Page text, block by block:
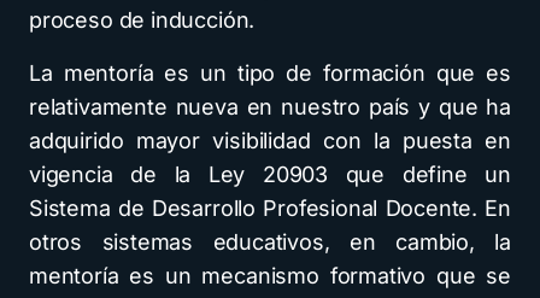
proceso de inducción.
La mentoría es un tipo de formación que es
relativamente nueva en nuestro país y que ha
adquirido mayor visibilidad con la puesta en
vigencia de la Ley 20903 que define un
Sistema de Desarrollo Profesional Docente. En
otros sistemas educativos, en cambio, la
mentoría es un mecanismo formativo que se